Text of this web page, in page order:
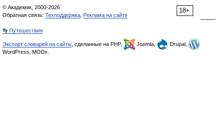
18+
© Академик, 2000-2026
Обратная связь: Техподдержка Реклама на сайте
👣 Путешествия
Экспорт словарей на сайты , сделанные на PHP, Joomla,
Drupal,
WordPress, MODx.